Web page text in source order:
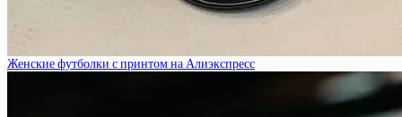
Женские футболки с принтом на Алиэкспресс